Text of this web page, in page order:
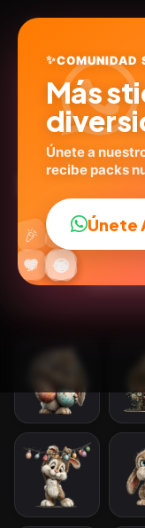
21stickers
😎
😂
🔥
💬
❤️ ✨
🤩
😜
🎉 👍
✨COMUNIDAD
Más
Únete a
recibe packs
Únete